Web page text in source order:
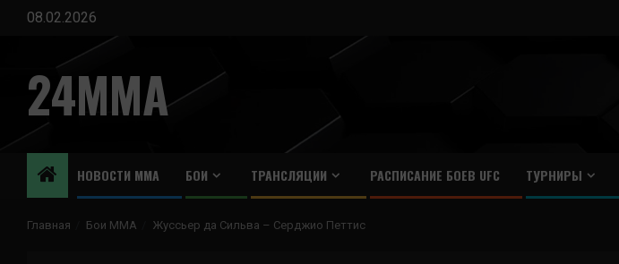
Перейти
содержимому
08.02.2026
24MMA
НОВОСТИ ММА БОИ ТРАНСЛЯЦИИ РАСПИСАНИЕ БОЕВ UFC ТУРНИРЫ
Главная Бои ММА Жуссьер да Сильва – Серджио Петтис